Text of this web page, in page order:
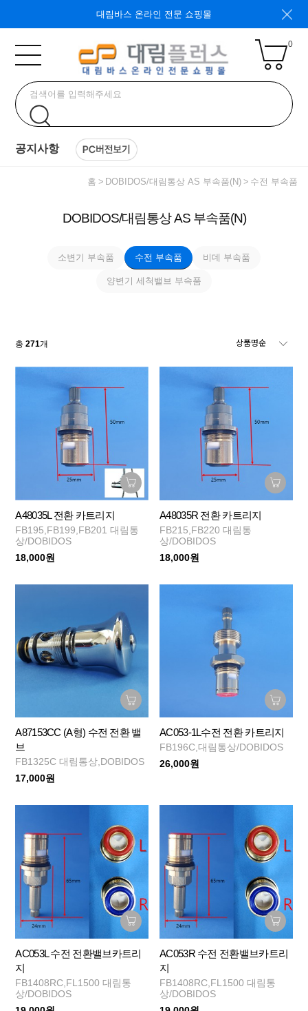
대림바스 온라인 전문 쇼핑몰
0
공지사항
홈 DOBIDOS/대림통상 AS 부속품(N) 수전 부속품
DOBIDOS/대림통상 AS 부속품(N)
소변기 부속품 수전 부속품 비데 부속품
양변기 세척밸브 부속품
총271개
A48035L 전환 카트리지
FB195,FB199,FB201 대림통
상/DOBIDOS
18,000원
A48035R 전환 카트리지
FB215,FB220 대림통
상/DOBIDOS
18,000원
A87153CC (A형) 수전 전환 밸
브
FB1325C 대림통상,DOBIDOS
17,000원
AC053-1L수전 전환 카트리지
FB196C,대림통상/DOBIDOS
26,000원
AC053L 수전 전환밸브카트리
지
FB1408RC,FL1500 대림통
상/DOBIDOS
AC053R 수전 전환밸브카트리
지
FB1408RC,FL1500 대림통
상/DOBIDOS